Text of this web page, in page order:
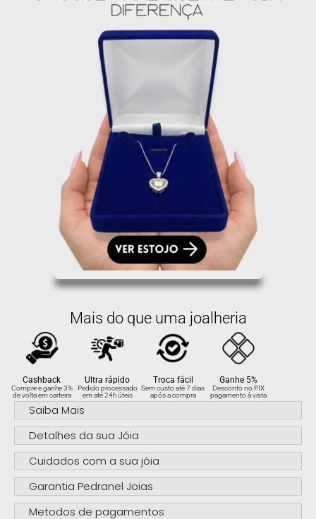
6x deR$37.00sem
juros no cartão
R$ 222.00
Mais do que uma joalheria
Cashback
Compre e ganhe 3%
de volta em carteira
Ultra rápido
Pedido processado
em até 24h úteis
Troca fácil
Sem custo até 7 dias
após a compra
Ganhe 5%
Desconto no PIX
pagamento à vista
Saiba Mais
Detalhes da sua Jóia
Cuidados com a sua jóia
Garantia Pedranel Joias
Metodos de pagamentos